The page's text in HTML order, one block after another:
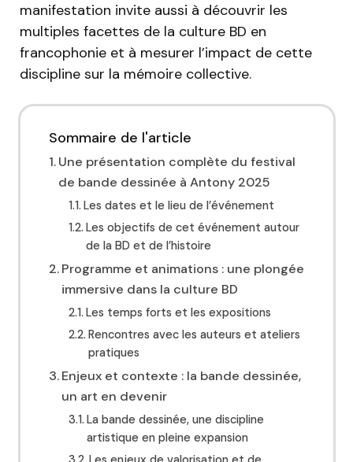
manifestation invite aussi à découvrir les
multiples facettes de la culture BD en
francophonie et à mesurer l’impact de cette
discipline sur la mémoire collective.
Sommaire de l'article
Une présentation complète du festival
de bande dessinée à Antony 2025
Les dates et le lieu de l’événement
Les objectifs de cet événement autour
de la BD et de l’histoire
Programme et animations : une plongée
immersive dans la culture BD
Les temps forts et les expositions
Rencontres avec les auteurs et ateliers
pratiques
Enjeux et contexte : la bande dessinée,
un art en devenir
La bande dessinée, une discipline
artistique en pleine expansion